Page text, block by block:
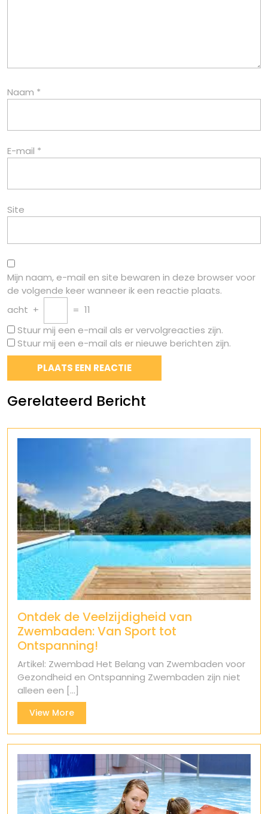
Naam *
E-mail *
Site
Mijn naam, e-mail en site bewaren in deze browser voor
de volgende keer wanneer ik een reactie plaats.
acht + = 11
Stuur mij een e-mail als er vervolgreacties zijn.
Stuur mij een e-mail als er nieuwe berichten zijn.
Gerelateerd Bericht
Ontdek de Veelzijdigheid van
Zwembaden: Van Sport tot
Ontspanning!
Artikel: Zwembad Het Belang van Zwembaden voor
Gezondheid en Ontspanning Zwembaden zijn niet
alleen een [...]
View MoreView
More